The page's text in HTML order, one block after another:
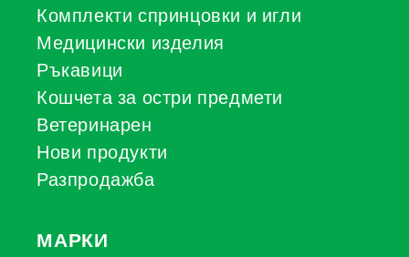
Комплекти спринцовки и игли
Медицински изделия
Ръкавици
Кошчета за остри предмети
Ветеринарен
Нови продукти
Разпродажба
МАРКИ